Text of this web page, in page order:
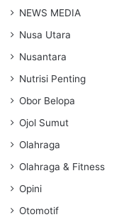
NEWS MEDIA
Nusa Utara
Nusantara
Nutrisi Penting
Obor Belopa
Ojol Sumut
Olahraga
Olahraga & Fitness
Opini
Otomotif